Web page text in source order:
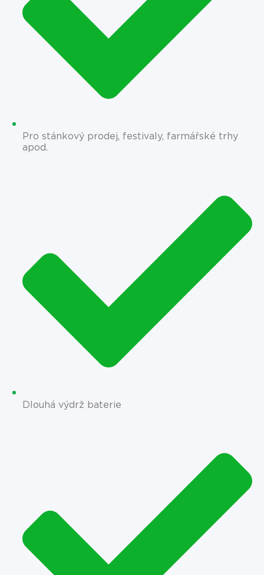
Pro stánkový prodej, festivaly, farmářské trhy
apod.
Dlouhá výdrž baterie